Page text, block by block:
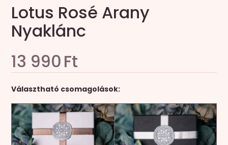
Lotus Rosé Arany
Nyaklánc
13 990Ft
Választható csomagolások: